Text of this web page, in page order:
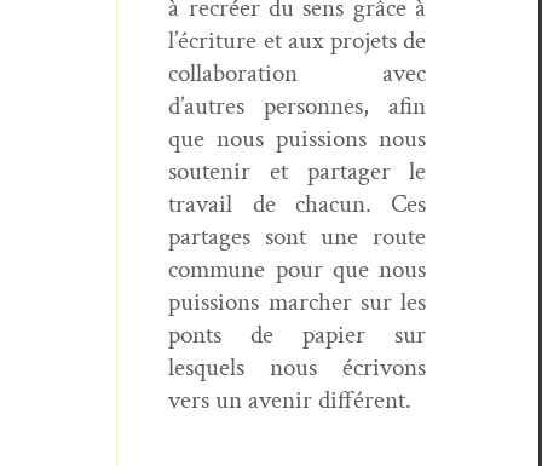
à recréer du sens grâce à
l’écri­t­ure et aux pro­jets de
col­lab­o­ra­tion avec
d’autres per­son­nes, afin
que nous puis­sions nous
soutenir et partager le
tra­vail de cha­cun. Ces
partages sont une route
com­mune pour que nous
puis­sions marcher sur les
ponts de papi­er sur
lesquels nous écrivons
vers un avenir différent.